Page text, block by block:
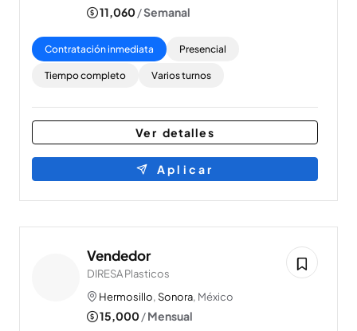
11,060/Semanal
Contratación inmediata Presencial
Tiempo completo Varios turnos
Ver detalles
Aplicar
Vendedor
DIRESA Plasticos
Hermosillo, Sonora, México
15,000/Mensual